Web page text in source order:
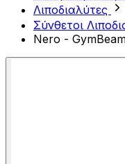
Λιποδιαλύτες
Σύνθετοι
Nero -